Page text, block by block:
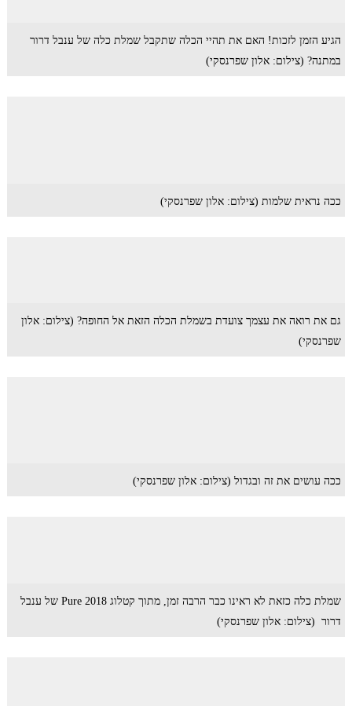
הגיע הזמן לזכות! האם את תהיי הכלה שתקבל שמלת כלה של ענבל דרור
במתנה? (צילום: אלון שפרנסקי)
ככה נראית שלמות (צילום: אלון שפרנסקי)
גם את רואה את עצמך צועדת בשמלת הכלה הזאת אל החופה? (צילום: אלון
שפרנסקי)
ככה עושים את זה ובגדול (צילום: אלון שפרנסקי)
שמלת כלה כזאת לא ראינו כבר הרבה זמן, מתוך קטלוג 2018 Pure של ענבל
דרור (צילום: אלון שפרנסקי)